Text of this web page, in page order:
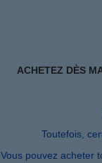
ACHETEZ DÈS
Toutefois,
Vous pouvez acheter